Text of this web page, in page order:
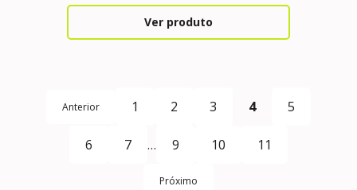
Ver produto
Anterior 1 2 3 4 5
6 7 … 9 10 11
Próximo